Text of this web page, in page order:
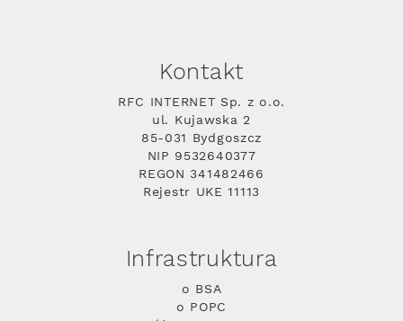
Kontakt
RFC INTERNET Sp. z o.o.
ul. Kujawska 2
85-031 Bydgoszcz
NIP 9532640377
REGON 341482466
Rejestr UKE 11113
Infrastruktura
o BSA
o POPC